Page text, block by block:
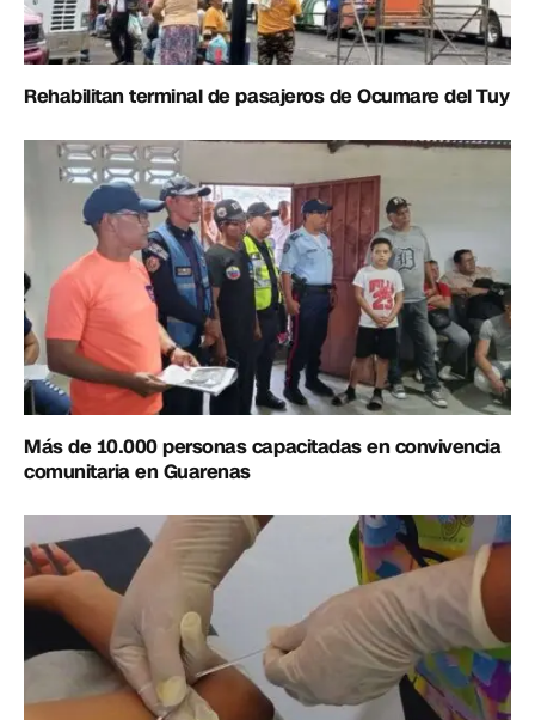
Rehabilitan terminal de pasajeros de Ocumare del Tuy
Más de 10.000 personas capacitadas en convivencia
comunitaria en Guarenas